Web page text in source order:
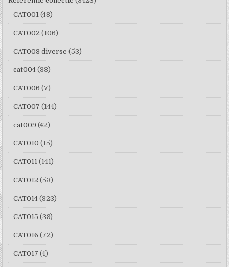
CAT001 (48)
CAT002 (106)
CAT003 diverse (53)
cat004 (33)
CAT006 (7)
CAT007 (144)
cat009 (42)
CAT010 (15)
CAT011 (141)
CAT012 (53)
CAT014 (323)
CAT015 (39)
CAT016 (72)
CAT017 (4)